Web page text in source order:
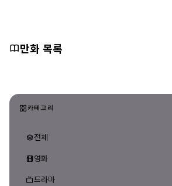
만화 목록
카테고리
전체
영화
드라마